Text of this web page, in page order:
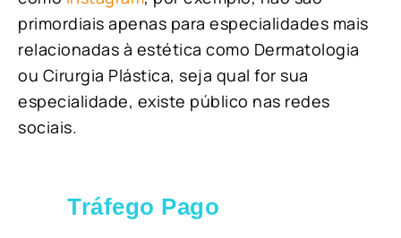
primordiais apenas para especialidades mais
relacionadas à estética como Dermatologia
ou Cirurgia Plástica, seja qual for sua
especialidade, existe público nas redes
sociais.
Tráfego Pago